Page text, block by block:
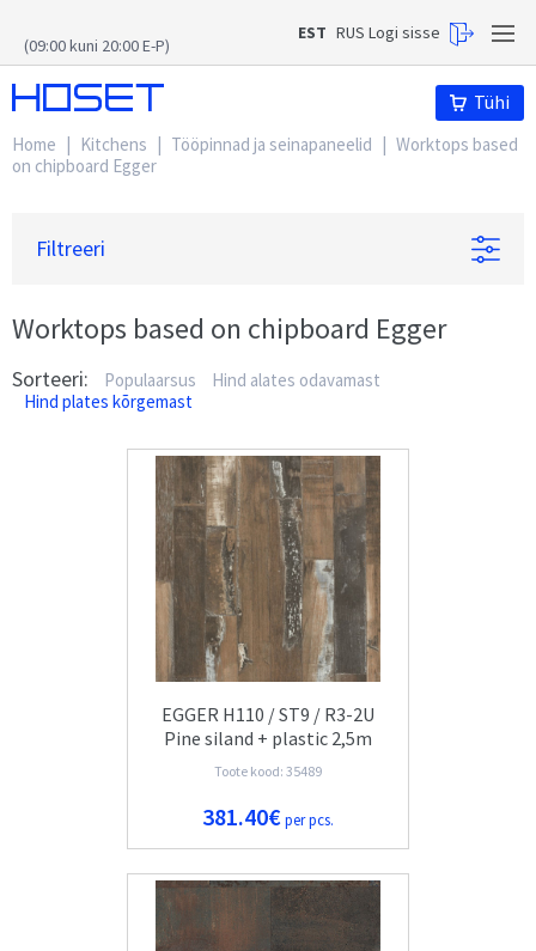
(09:00 kuni 20:00 E-P)
EST RUS Logi sisse
Tühi
Home | Kitchens | Tööpinnad ja seinapaneelid | Worktops based
on chipboard Egger
Filtreeri
Worktops based on chipboard Egger
Sorteeri: Populaarsus
Hind alates odavamast
Hind plates kõrgemast
EGGER H110 / ST9 / R3-2U
Pine siland + plastic 2,5m
Toote kood: 35489
381.40€per pcs.